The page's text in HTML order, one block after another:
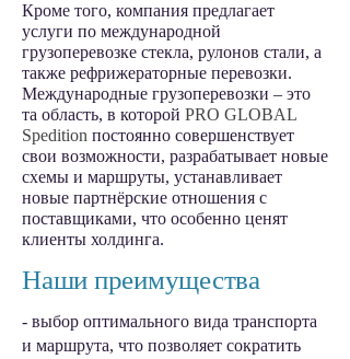
Кроме того, компания предлагает
услуги по международной
грузоперевозке стекла, рулонов стали, а
также рефрижераторные перевозки.
Международные грузоперевозки – это
та область, в которой PRO GLOBAL
Spedition постоянно совершенствует
свои возможности, разрабатывает новые
схемы и маршруты, устанавливает
новые партнёрские отношения с
поставщиками, что особенно ценят
клиенты холдинга.
Наши преимущества
- выбор оптимального вида транспорта
и маршрута, что позволяет сократить